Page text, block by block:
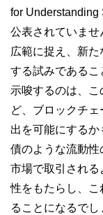
for Understanding
公表されていませ
広範に捉え、新
する試みである
示唆するのは、
ど、ブロックチ
出を可能にする
債のような流動
市場で取引され
性をもたらし、
ることになるでし